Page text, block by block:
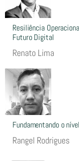
Resiliência
Futuro Digital
Renato Lima
Fundamentando o
Rangel Rodrigues